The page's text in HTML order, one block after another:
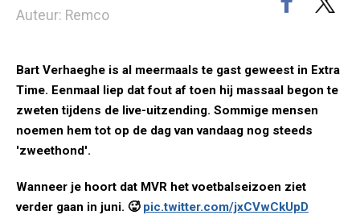
Auteur: Remco
Bart Verhaeghe is al meermaals te gast geweest in Extra
Time. Eenmaal liep dat fout af toen hij massaal begon te
zweten tijdens de live-uitzending. Sommige mensen
noemen hem tot op de dag van vandaag nog steeds
'zweethond'.
Wanneer je hoort dat MVR het voetbalseizoen ziet
verder gaan in juni. 🥵 pic.twitter.com/jxCVwCkUpD